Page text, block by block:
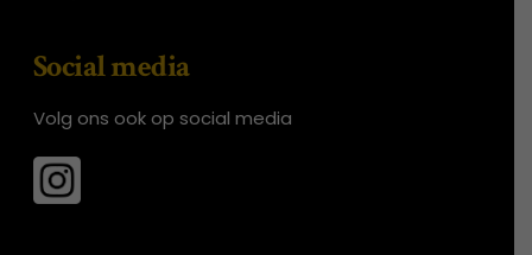
Social media
Volg ons ook op social media